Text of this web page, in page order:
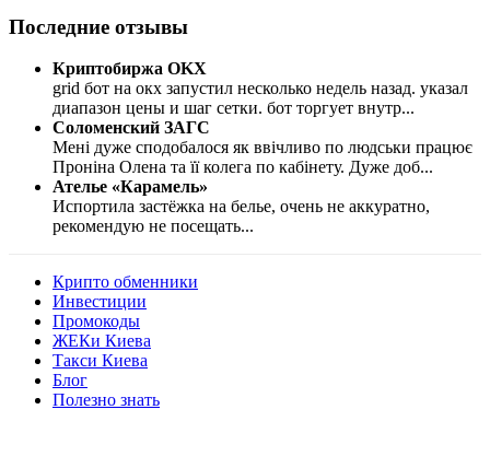
Последние отзывы
Криптобиржа OKX
grid бот на окх запустил несколько недель назад. указал
диапазон цены и шаг сетки. бот торгует внутр...
Соломенский ЗАГС
Мені дуже сподобалося як ввічливо по людськи працює
Проніна Олена та її колега по кабінету. Дуже доб...
Ателье «Карамель»
Испортила застёжка на белье, очень не аккуратно,
рекомендую не посещать...
Крипто обменники
Инвестиции
Промокоды
ЖЕКи Киева
Такси Киева
Блог
Полезно знать